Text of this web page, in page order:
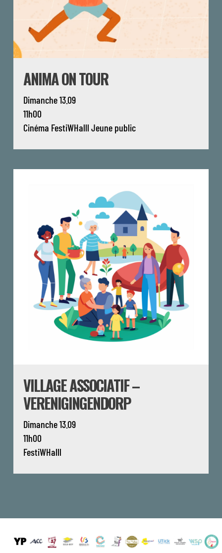
ANIMA ON TOUR
Dimanche 13.09
11h00
Cinéma FestiWHalll Jeune public
VILLAGE ASSOCIATIF –
VERENIGINGENDORP
Dimanche 13.09
11h00
FestiWHalll